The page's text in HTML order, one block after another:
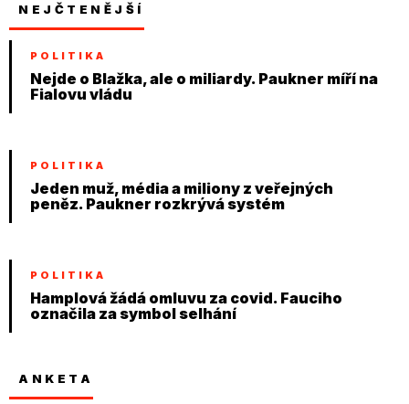
NEJČTENĚJŠÍ
POLITIKA
Nejde o Blažka, ale o miliardy. Paukner míří na
Fialovu vládu
POLITIKA
Jeden muž, média a miliony z veřejných
peněz. Paukner rozkrývá systém
POLITIKA
Hamplová žádá omluvu za covid. Fauciho
označila za symbol selhání
ANKETA